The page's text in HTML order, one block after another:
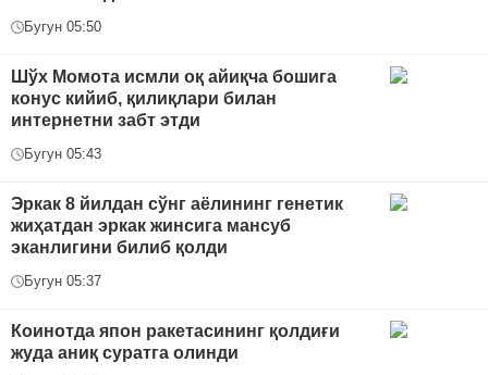
Бугун 05:50
Шўх Момота исмли оқ айиқча бошига
конус кийиб, қилиқлари билан
интернетни забт этди
Бугун 05:43
Эркак 8 йилдан сўнг аёлининг генетик
жиҳатдан эркак жинсига мансуб
эканлигини билиб қолди
Бугун 05:37
Коинотда япон ракетасининг қолдиғи
жуда аниқ суратга олинди